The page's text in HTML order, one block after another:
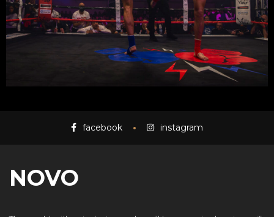
facebook instagram
NOVO